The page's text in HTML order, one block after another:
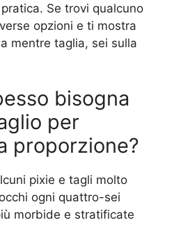
Se trovi qualcuno
opzioni e ti mostra
mentre taglia, sei sulla
bisogna
per
proporzione?
pixie e tagli molto
ogni quattro-sei
morbide e stratificate